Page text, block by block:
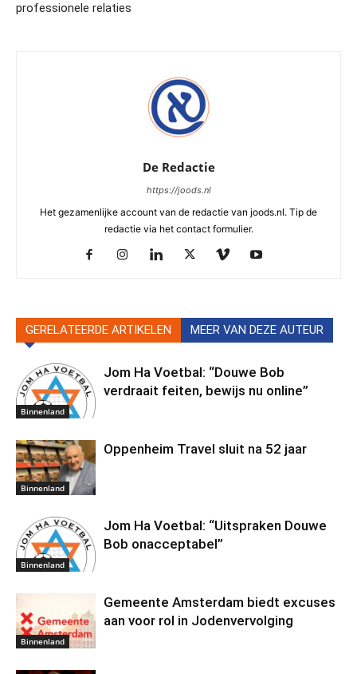
professionele relaties
De Redactie
https://joods.nl
Het gezamenlijke account van de redactie van joods.nl. Tip de
redactie via het contact formulier.
GERELATEERDE ARTIKELEN MEER VAN DEZE AUTEUR
Binnenland
Jom Ha Voetbal: “Douwe Bob
verdraait feiten, bewijs nu online”
Binnenland
Oppenheim Travel sluit na 52 jaar
Binnenland
Jom Ha Voetbal: “Uitspraken Douwe
Bob onacceptabel”
Binnenland
Gemeente Amsterdam biedt excuses
aan voor rol in Jodenvervolging